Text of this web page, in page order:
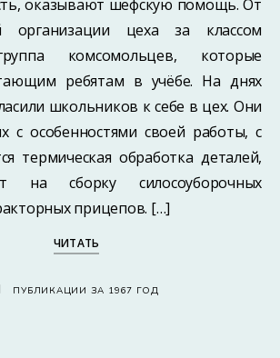
оказывают шефскую помощь. От
организации цеха за классом
комсомольцев, которые
ребятам в учёбе. На днях
школьников к себе в цех. Они
с особенностями своей работы, с
термическая обработка деталей,
на сборку силосоуборочных
прицепов. […]
ЧИТАТЬ
ПУБЛИКАЦИИ ЗА 1967 ГОД